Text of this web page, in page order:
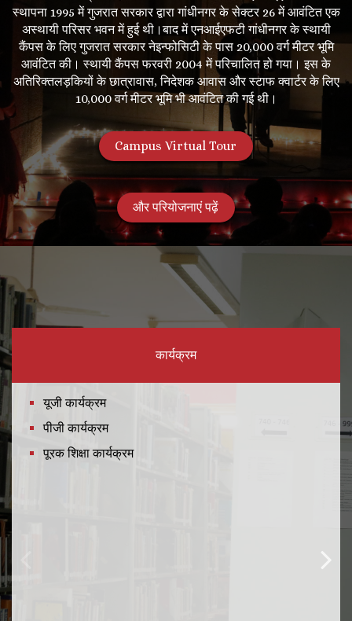
स्थापना 1995 में गुजरात सरकार द्वारा गांधीनगर के सेक्टर 26 में आवंटित एक
अस्थायी परिसर भवन में हुई थी।बाद में एनआईएफटी गांधीनगर के स्थायी
कैंपस के लिए गुजरात सरकार नेइन्फोसिटी के पास 20,000 वर्ग मीटर भूमि
आवंटित की। स्थायी कैंपस फरवरी 2004 में परिचालित हो गया। इस के
अतिरिक्तलड़कियों के छात्रावास, निदेशक आवास और स्टाफ क्वार्टर के लिए
10,000 वर्ग मीटर भूमि भी आवंटित की गई थी।
Campus Virtual Tour
और परियोजनाएं पढ़ें
कार्यक्रम
यूजी कार्यक्रम
पीजी कार्यक्रम
पूरक शिक्षा कार्यक्रम